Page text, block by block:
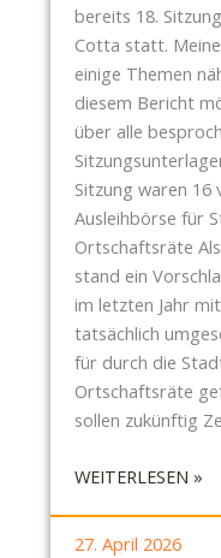
bereits 18.
Cotta statt.
einige Themen
diesem Bericht
über alle
Sitzung waren 16
Ausleihbörse für
Ortschaftsräte
stand ein
im letzten Jahr
tatsächlich
für durch die
Ortschaftsräte
sollen zukünftig
WEITERLESEN »:
27. April 2026